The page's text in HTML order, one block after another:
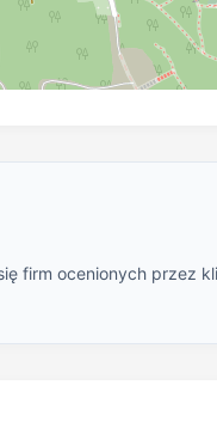
firm ocenionych przez